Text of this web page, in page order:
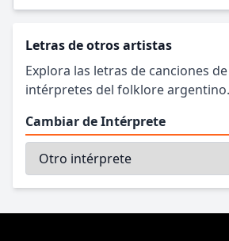
Letras de otros artistas
Explora las letras de canciones
intérpretes del folklore
Cambiar de Intérprete